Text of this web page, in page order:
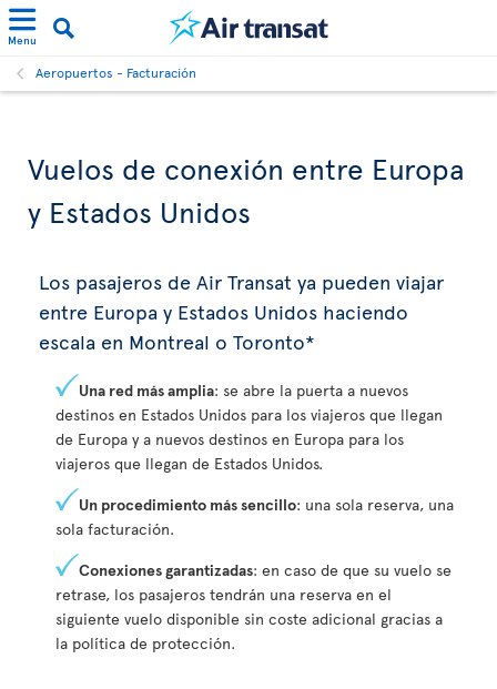
Menu
Aeropuertos - Facturación
Vuelos de conexión entre Europa
y Estados Unidos
Los pasajeros de Air Transat ya pueden viajar
entre Europa y Estados Unidos haciendo
escala en Montreal o Toronto*
Una red más amplia: se abre la puerta a nuevos
destinos en Estados Unidos para los viajeros que llegan
de Europa y a nuevos destinos en Europa para los
viajeros que llegan de Estados Unidos.
Un procedimiento más sencillo: una sola reserva, una
sola facturación.
Conexiones garantizadas: en caso de que su vuelo se
retrase, los pasajeros tendrán una reserva en el
siguiente vuelo disponible sin coste adicional gracias a
la política de protección.